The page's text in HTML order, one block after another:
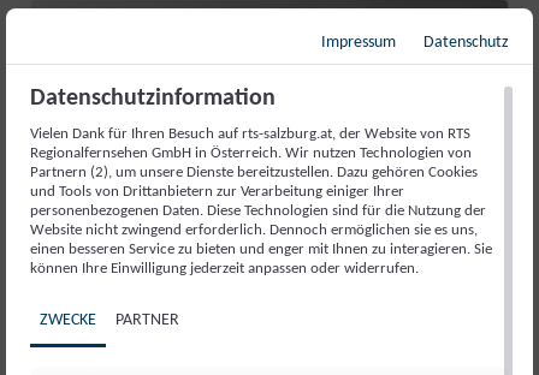
Impressum Datenschutz
Datenschutzinformation
Vielen Dank für Ihren Besuch auf rts-salzburg.at, der Website von RTS
Regionalfernsehen GmbH in Österreich. Wir nutzen Technologien von
Partnern (2), um unsere Dienste bereitzustellen. Dazu gehören Cookies
und Tools von Drittanbietern zur Verarbeitung einiger Ihrer
personenbezogenen Daten. Diese Technologien sind für die Nutzung der
Website nicht zwingend erforderlich. Dennoch ermöglichen sie es uns,
einen besseren Service zu bieten und enger mit Ihnen zu interagieren. Sie
können Ihre Einwilligung jederzeit anpassen oder widerrufen.
ZWECKE PARTNER